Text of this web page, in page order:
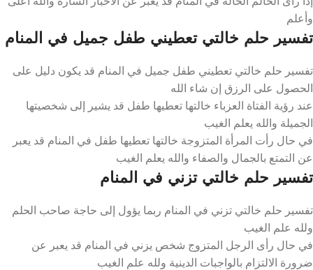
وأعلم
تفسير حلم خالتي تعطيني طفل جميل في المنام
تفسير حلم خالتي تعطيني طفل جميل في المنام قد يكون دليل على
الحصول على الرزق إن شاء الله
عند رؤية الفتاة العزباء خالتها تعطيها طفل قد يشير إلى شخصيتها
الجميلة والله يعلم الغيب
في حال رأت المرأة المتزوجة خالتها تعطيها طفل في المنام قد يعبر
عن التمتع بالجمال والصفاء والله يعلم الغيب
تفسير حلم خالتي تزني في المنام
تفسير حلم خالتي تزني في المنام ربما يؤول إلى حاجة صاحب الحلم
ولله علم الغيب
في حال رأى الرجل المتزوج شخص يزني في المنام قد يعبر عن
ضرورة الالتزام بالواجبات الدينية ولله علم الغيب